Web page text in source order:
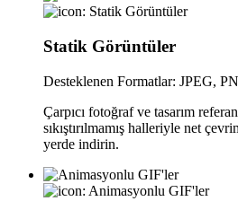
Statik Görüntüler
Desteklenen Formatlar: JPEG,
Çarpıcı fotoğraf ve tasarım
sıkıştırılmamış halleriyle net
yerde indirin.